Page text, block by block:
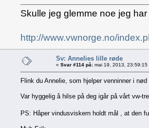
Skulle jeg glemme noe jeg
http://www.vwnorge.no/
Sv: Annelies lille røde
« Svar #114 på: mai 19, 2013, 23:59:15
Flink du Annelie, som hjelper venninner i nød
Var hyggelig å hilse på deg igår på vårt vw-
PS: Håper vindusviskern holdt mål , at den